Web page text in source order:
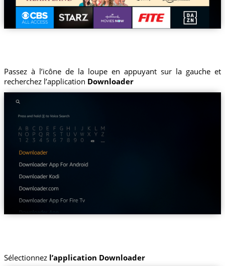
Passez à l’icône de la loupe en appuyant sur la gauche et
recherchez l’application Downloader
Sélectionnez l’application Downloader